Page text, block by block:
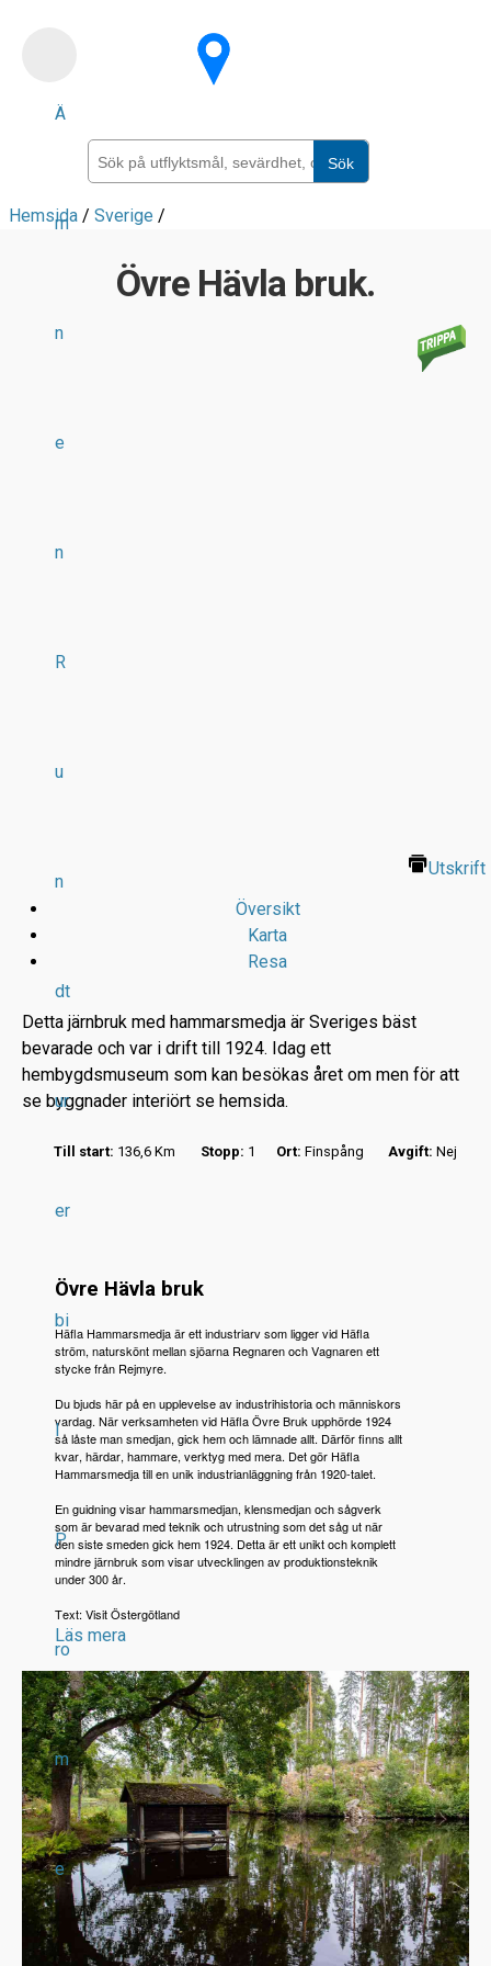
Ä
m
n
e
n
R
u
n
dt
ur
er
bi
l
P
ro
m
e
Sök
Hemsida / Sverige /
Övre Hävla bruk.
Utskrift
Översikt
Karta
Resa
Detta järnbruk med hammarsmedja är Sveriges bäst
bevarade och var i drift till 1924. Idag ett
hembygdsmuseum som kan besökas året om men för att
se byggnader interiört se hemsida.
Till start: 136,6 Km Stopp: 1 Ort: Finspång Avgift: Nej
Övre Hävla bruk
Häfla Hammarsmedja är ett industriarv som ligger vid Häfla
ström, naturskönt mellan sjöarna Regnaren och Vagnaren ett
stycke från Rejmyre.
Du bjuds här på en upplevelse av industrihistoria och människors
vardag. När verksamheten vid Häfla Övre Bruk upphörde 1924
så låste man smedjan, gick hem och lämnade allt. Därför finns allt
kvar, härdar, hammare, verktyg med mera. Det gör Häfla
Hammarsmedja till en unik industrianläggning från 1920-talet.
En guidning visar hammarsmedjan, klensmedjan och sågverk
som är bevarad med teknik och utrustning som det såg ut när
den siste smeden gick hem 1924. Detta är ett unikt och komplett
mindre järnbruk som visar utvecklingen av produktionsteknik
under 300 år.
Text: Visit Östergötland
Läs mera